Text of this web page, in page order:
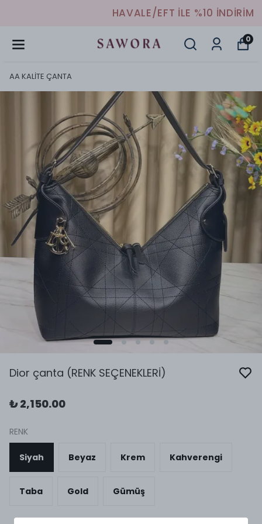
HAVALE/EFT İLE %10 İNDİRİM
0
AA KALİTE ÇANTA
Dior çanta (RENK SEÇENEKLERİ)
₺ 2,150.00
RENK
Siyah Beyaz Krem Kahverengi
Taba Gold Gümüş